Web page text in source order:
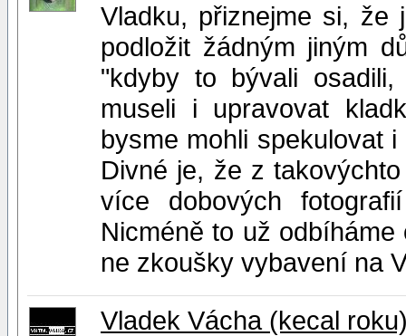
Vladku, přiznejme si, že
podložit žádným jiným
"kdyby to bývali
museli i upravovat
bysme mohli spekulovat
Divné je, že z
více dobových
Nicméně to už
ne zkoušky vybavení na
Vladek Vácha (kecal